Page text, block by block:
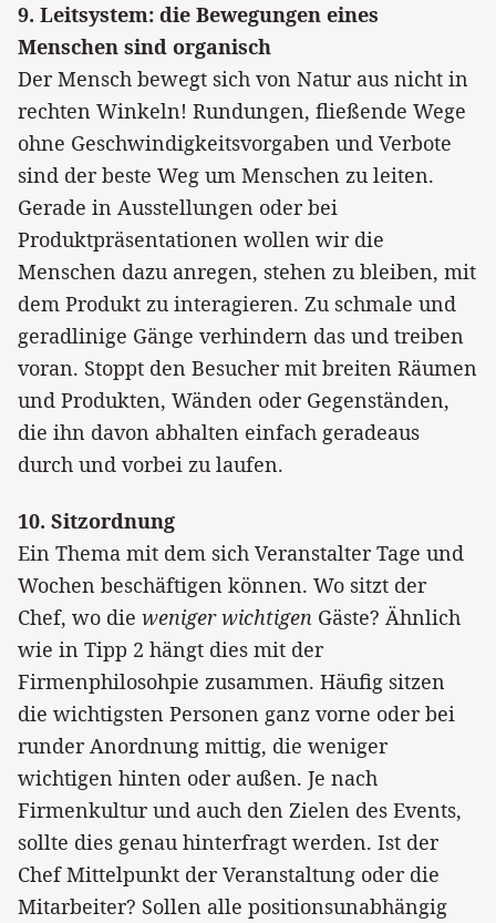
9. Leitsystem: die Bewegungen eines
Menschen sind organisch
Der Mensch bewegt sich von Natur aus nicht in
rechten Winkeln! Rundungen, fließende Wege
ohne Geschwindigkeitsvorgaben und Verbote
sind der beste Weg um Menschen zu leiten.
Gerade in Ausstellungen oder bei
Produktpräsentationen wollen wir die
Menschen dazu anregen, stehen zu bleiben, mit
dem Produkt zu interagieren. Zu schmale und
geradlinige Gänge verhindern das und treiben
voran. Stoppt den Besucher mit breiten Räumen
und Produkten, Wänden oder Gegenständen,
die ihn davon abhalten einfach geradeaus
durch und vorbei zu laufen.
10. Sitzordnung
Ein Thema mit dem sich Veranstalter Tage und
Wochen beschäftigen können. Wo sitzt der
Chef, wo die weniger wichtigen Gäste? Ähnlich
wie in Tipp 2 hängt dies mit der
Firmenphilosohpie zusammen. Häufig sitzen
die wichtigsten Personen ganz vorne oder bei
runder Anordnung mittig, die weniger
wichtigen hinten oder außen. Je nach
Firmenkultur und auch den Zielen des Events,
sollte dies genau hinterfragt werden. Ist der
Chef Mittelpunkt der Veranstaltung oder die
Mitarbeiter? Sollen alle positionsunabhängig